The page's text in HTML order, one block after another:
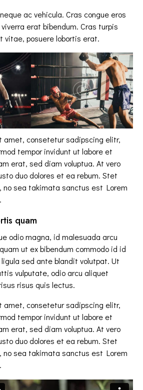
ac vehicula. Cras congue eros
erat bibendum. Cras turpis
vitae, posuere lobortis erat.
amet, consetetur sadipscing elitr,
tempor invidunt ut labore et
erat, sed diam voluptua. At vero
duo dolores et ea rebum. Stet
no sea takimata sanctus est Lorem
quam
odio magna, id malesuada arcu
ut ex bibendum commodo id id
sed ante blandit volutpat. Ut
vulputate, odio arcu aliquet
risus quis lectus.
amet, consetetur sadipscing elitr,
tempor invidunt ut labore et
erat, sed diam voluptua. At vero
duo dolores et ea rebum. Stet
no sea takimata sanctus est Lorem